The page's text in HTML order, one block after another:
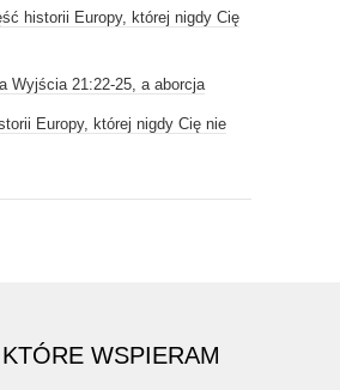
historii Europy, której nigdy Cię
Wyjścia 21:22-25, a aborcja
Europy, której nigdy Cię nie
WSPIERAM